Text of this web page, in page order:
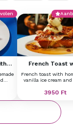
Ice
French Toast
Homemade
Cream and
French toast with
vanilla ice cream and
3950Ft